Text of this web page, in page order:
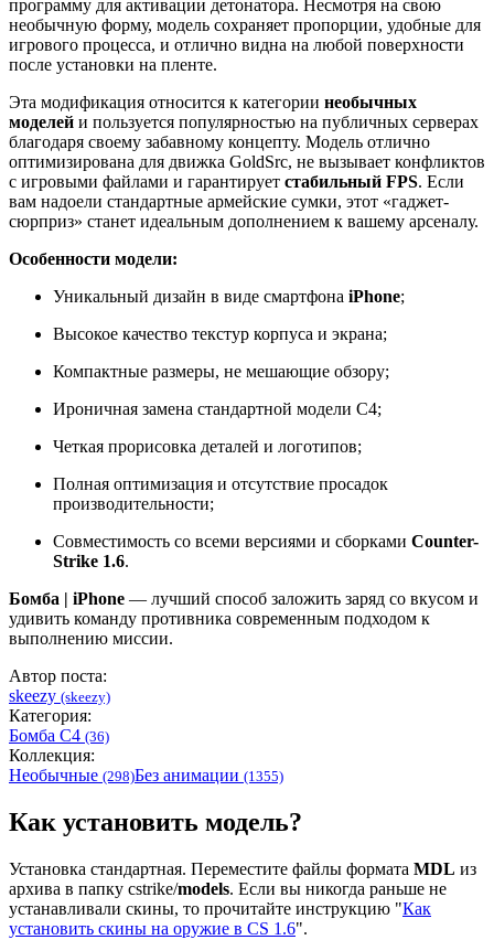
программу для активации детонатора. Несмотря на свою
необычную форму, модель сохраняет пропорции, удобные для
игрового процесса, и отлично видна на любой поверхности
после установки на пленте.
Эта модификация относится к категории необычных
моделей и пользуется популярностью на публичных серверах
благодаря своему забавному концепту. Модель отлично
оптимизирована для движка GoldSrc, не вызывает конфликтов
с игровыми файлами и гарантирует стабильный FPS. Если
вам надоели стандартные армейские сумки, этот «гаджет-
сюрприз» станет идеальным дополнением к вашему арсеналу.
Особенности модели:
Уникальный дизайн в виде смартфона iPhone;
Высокое качество текстур корпуса и экрана;
Компактные размеры, не мешающие обзору;
Ироничная замена стандартной модели C4;
Четкая прорисовка деталей и логотипов;
Полная оптимизация и отсутствие просадок
производительности;
Совместимость со всеми версиями и сборками Counter-
Strike 1.6.
Бомба | iPhone — лучший способ заложить заряд со вкусом и
удивить команду противника современным подходом к
выполнению миссии.
Автор поста:
skeezy (skeezy)
Категория:
Бомба C4 (36)
Коллекция:
Необычные (298)Без анимации (1355)
Как установить модель?
Установка стандартная. Переместите файлы формата MDL из
архива в папку cstrike/models. Если вы никогда раньше не
устанавливали скины, то прочитайте инструкцию "Как
установить скины на оружие в CS 1.6".